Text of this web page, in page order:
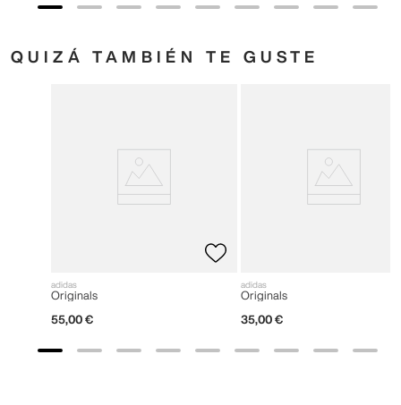
QUIZÁ TAMBIÉN TE GUSTE
adidas
Originals
55,00 €
adidas
Originals
35,00 €